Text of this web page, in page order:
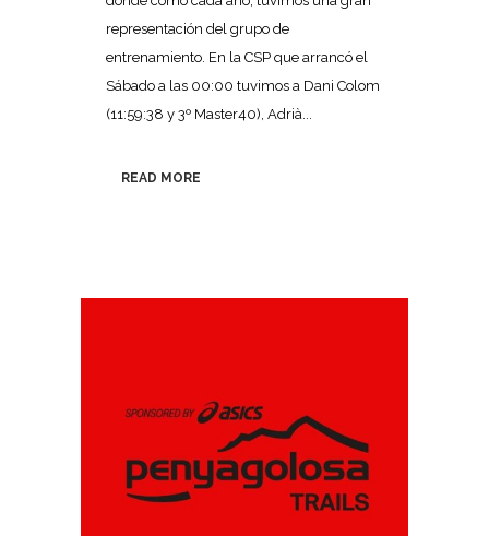
representación del grupo de
entrenamiento. En la CSP que arrancó el
Sábado a las 00:00 tuvimos a Dani Colom
(11:59:38 y 3º Master40), Adrià...
READ MORE